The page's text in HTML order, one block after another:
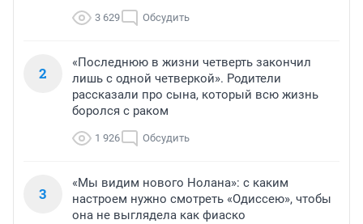
3 629 Обсудить
2
«Последнюю в жизни четверть закончил
лишь с одной четверкой». Родители
рассказали про сына, который всю жизнь
боролся с раком
1 926 Обсудить
3
«Мы видим нового Нолана»: с каким
настроем нужно смотреть «Одиссею», чтобы
она не выглядела как фиаско